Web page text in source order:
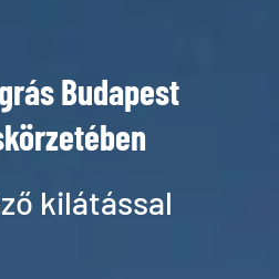
Budapest
kilátással